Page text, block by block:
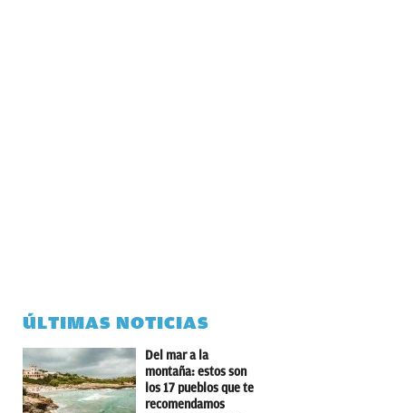
ÚLTIMAS NOTICIAS
Del mar a la
montaña: estos son
los 17 pueblos que te
recomendamos